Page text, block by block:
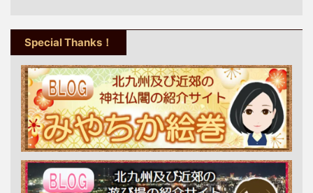
Special Thanks！